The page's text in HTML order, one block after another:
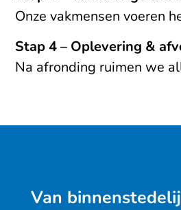
Onze vakmensen voeren
Stap 4 – Oplevering &
Na afronding ruimen we
Van